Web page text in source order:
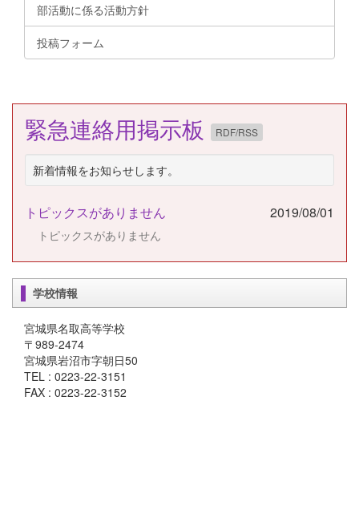
部活動に係る活動方針
投稿フォーム
緊急連絡用掲示板 RDF/RSS
新着情報をお知らせします。
トピックスがありません 2019/08/01
トピックスがありません
学校情報
宮城県名取高等学校
〒989-2474
宮城県岩沼市字朝日50
TEL : 0223-22-3151
FAX : 0223-22-3152